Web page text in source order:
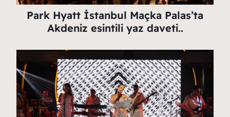
Park Hyatt İstanbul Maçka Palas’ta
Akdeniz esintili yaz daveti..